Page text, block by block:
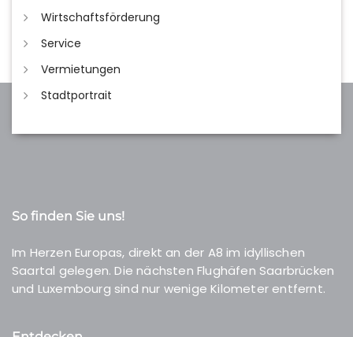
Wirtschaftsförderung
Service
Vermietungen
Stadtportrait
So finden Sie uns!
Im Herzen Europas, direkt an der A8 im idyllischen
Saartal gelegen. Die nächsten Flughäfen Saarbrücken
und Luxembourg sind nur wenige Kilometer entfernt.